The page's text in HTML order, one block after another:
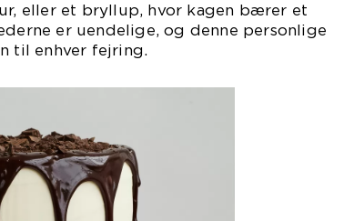
eller et bryllup, hvor kagen bærer et
er uendelige, og denne personlige
til enhver fejring.